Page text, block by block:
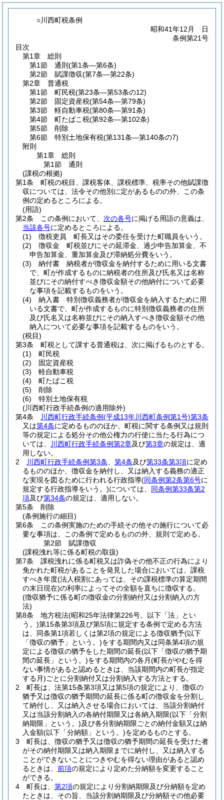
○川西町税条例
昭和41年12月 日
条例第21号
目次
第1章
総則
第1節
通則 (第1条―第6条)
第2節
賦課徴収(第7条―第22条)
第2章
普通税
第1節
町民税(第23条―第53条の12)
第2節
固定資産税(第54条―第79条)
第3節
軽自動車税(第80条―第91条)
第4節
町たばこ税(第92条―第102条)
第5節
削除
第6節
特別土地保有税(第131条―第140条の7)
附則
第1章
総則
第1節
通則
(課税の根拠)
第1条
町税の税目、課税客体、課税標準、税率その他賦課徴
収については、法令その他別に定があるものの外、この条
例の定めるところによる。
(用語)
第2条
この条例において、 次の各号に掲げる用語の意義は、
当該各号に定めるところによる。
(1)
徴税吏員 町長又はその委任を受けた町職員をいう。
(2)
徴収金 町税並びにその延滞金、過少申告加算金、不
申告加算金、重加算金及び滞納処分費をいう。
(3)
納付書 納税者が徴収金を納付するために用いる文書
で、町が作成するものに納税者の住所及び氏名又は名称
並びにその納付すべき徴収金額その他納付について必要
な事項を記載するものをいう。
(4)
納入書 特別徴収義務者が徴収金を納入するために用
いる文書で、町が作成するものに特別徴収義務者の住所
及び氏名又は名称並びにその納入すべき徴収金額その他
納入について必要な事項を記載するものをいう。
(税目)
第3条
町税として課する普通税は、次に掲げるものとする。
(1)
町民税
(2)
固定資産税
(3)
軽自動車税
(4)
町たばこ税
(5)
削除
(6)
特別土地保有税
(川西町行政手続条例の適用除外)
第4条
川西町行政手続条例(平成13年川西町条例第1号)第3条
又は第4条に定めるもののほか、町税に関する条例又は規則
等の規定による処分その他公権力の行使に当たる行為につ
いては、
川西町行政手続条例第2章及び第3章の規定は、適
用しない。
2
川西町行政手続条例第3条 第4条及び第33条第3項に定め
るもののほか、徴収金を納付し、又は納入する義務の適正
な実現を図るために行われる行政指導(同条例第2条第6号に
規定する行政指導をいう。)については、 同条例第33条第2
項及び第34条の規定は、適用しない。
第5条
削除
(条例施行の細目)
第6条
この条例実施のための手続その他その施行について必
要な事項は、この条例で定めるものの外、規則で定める。
第2節
賦課徴収
(課税洩れ等に係る町税の取扱)
第7条
課税洩れに係る町税又は詐偽その他不正の行為により
免かれた町税があることを発見した場合においては、課税
すべき年度(法人税割にあっては、その課税標準の算定期間
の末日現在)の利率によってその全額を直ちに徴収する。
(徴収猶予に係る町の徴収金の分割納付又は分割納入の方
法)
第8条
地方税法(昭和25年法律第226号。以下「法」とい
う。)第15条第3項及び第5項に規定する条例で定める方法
は、同条第1項若しくは第2項の規定による徴収猶予(以下
「徴収の猶予」という。)をする期間内又は同条第4項の規
定による徴収の猶予をした期間の延長(以下「徴収の猶予期
間の延長」という。)をする期間内の各月(町長がやむを得
ない事情があると認めるときは、当該期間内の町長が指定
する月)ごとに分割納付又は分割納入する方法とする。
2
町長は、法第15条第3項又は第5項の規定により、徴収の
猶予又は徴収の猶予期間の延長に係る町の徴収金を分割し
て納付し、又は納入させる場合においては、当該分割納付
又は当該分割納入の各納付期限又は各納入期限(以下「分割
納期限」という。)及び各分割納期限ごとの納付金額又は納
入金額(以下「分納額」という。)を定めるものとする。
3
町長は、徴収の猶予又は徴収の猶予期間の延長を受けた者
がその納付期限又は納入期限までに納付し、又は納入する
ことができないことにつきやむを得ない理由があると認め
るときは、 前項の規定により定めた分納額を変更すること
ができる。
4
町長は、 第2項の規定により分割納期限及び分納額を定め
たときは、その旨、当該分割納期限及び分納額その他必要